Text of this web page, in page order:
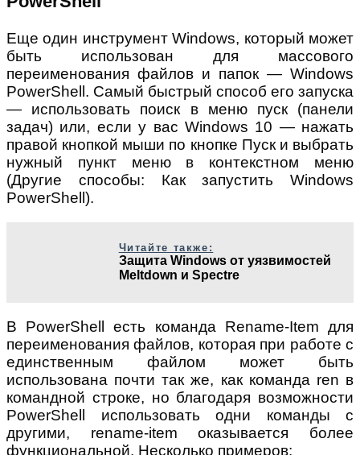
Еще один инструмент Windows, который может
быть использован для массового
переименования файлов и папок — Windows
PowerShell. Самый быстрый способ его запуска
— использовать поиск в меню пуск (панели
задач) или, если у вас Windows 10 — нажать
правой кнопкой мыши по кнопке Пуск и выбрать
нужный пункт меню в контекстном меню
(Другие способы: Как запустить Windows
PowerShell).
Читайте также:
Защита Windows от уязвимостей
Meltdown и Spectre
В PowerShell есть команда Rename-Item для
переименования файлов, которая при работе с
единственным файлом может быть
использована почти так же, как команда ren в
командной строке, но благодаря возможности
PowerShell использовать одни команды с
другими, rename-item оказывается более
функциональной. Несколько примеров: